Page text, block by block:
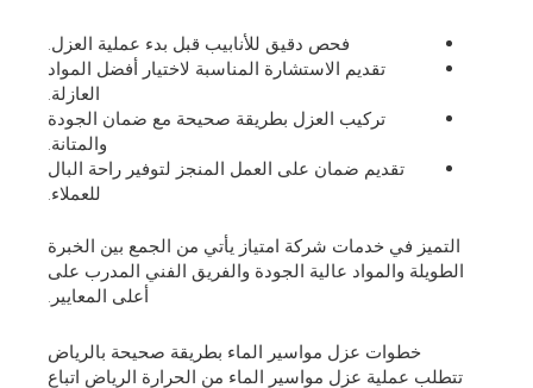
فحص دقيق للأنابيب قبل بدء عملية العزل.
تقديم الاستشارة المناسبة لاختيار أفضل المواد
العازلة.
تركيب العزل بطريقة صحيحة مع ضمان الجودة
والمتانة.
تقديم ضمان على العمل المنجز لتوفير راحة البال
للعملاء.
التميز في خدمات شركة امتياز يأتي من الجمع بين الخبرة
الطويلة والمواد عالية الجودة والفريق الفني المدرب على
أعلى المعايير.
خطوات عزل مواسير الماء بطريقة صحيحة بالرياض
تتطلب عملية عزل مواسير الماء من الحرارة الرياض اتباع